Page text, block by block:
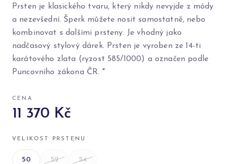
Prsten je klasického tvaru, který nikdy nevyjde z módy
a nezevšední. Šperk můžete nosit samostatně, nebo
kombinovat s dalšími prsteny. Je vhodný jako
nadčasový stylový dárek. Prsten je vyroben ze 14-ti
karátového zlata (ryzost 585/1000) a označen podle
Puncovního zákona ČR. "
CENA
11 370 Kč
VELIKOST PRSTENU
50 52 54